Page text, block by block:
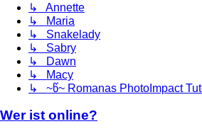
↳ Annette
↳ Maria
↳ Snakelady
↳ Sabry
↳ Dawn
↳ Macy
↳ ~წ~ Romanas PhotoImpact
Wer ist online?